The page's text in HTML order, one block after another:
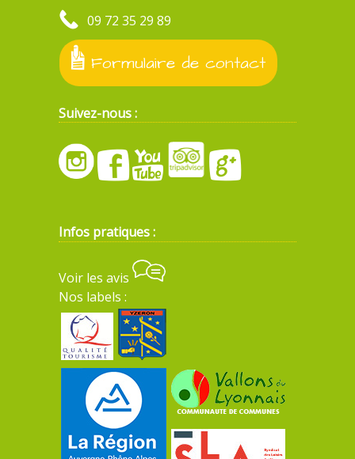
09 72 35 29 89
Formulaire de contact
Suivez-nous :
Infos pratiques :
Voir les avis
Nos labels :